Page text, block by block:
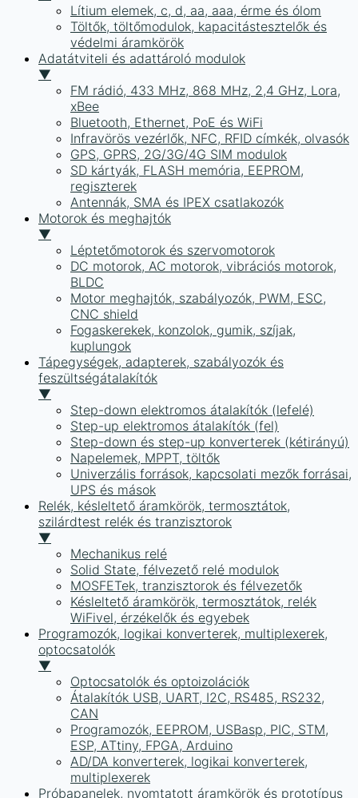
Lítium elemek, c, d, aa, aaa, érme és ólom
Töltők, töltőmodulok, kapacitástesztelők és
védelmi áramkörök
Adatátviteli és adattároló modulok
▼
FM rádió, 433 MHz, 868 MHz, 2,4 GHz, Lora,
xBee
Bluetooth, Ethernet, PoE és WiFi
Infravörös vezérlők, NFC, RFID címkék, olvasók
GPS, GPRS, 2G/3G/4G SIM modulok
SD kártyák, FLASH memória, EEPROM,
regiszterek
Antennák, SMA és IPEX csatlakozók
Motorok és meghajtók
▼
Léptetőmotorok és szervomotorok
DC motorok, AC motorok, vibrációs motorok,
BLDC
Motor meghajtók, szabályozók, PWM, ESC,
CNC shield
Fogaskerekek, konzolok, gumik, szíjak,
kuplungok
Tápegységek, adapterek, szabályozók és
feszültségátalakítók
▼
Step-down elektromos átalakítók (lefelé)
Step-up elektromos átalakítók (fel)
Step-down és step-up konverterek (kétirányú)
Napelemek, MPPT, töltők
Univerzális források, kapcsolati mezők forrásai,
UPS és mások
Relék, késleltető áramkörök, termosztátok,
szilárdtest relék és tranzisztorok
▼
Mechanikus relé
Solid State, félvezető relé modulok
MOSFETek, tranzisztorok és félvezetők
Késleltető áramkörök, termosztátok, relék
WiFivel, érzékelők és egyebek
Programozók, logikai konverterek, multiplexerek,
optocsatolók
▼
Optocsatolók és optoizolációk
Átalakítók USB, UART, I2C, RS485, RS232,
CAN
Programozók, EEPROM, USBasp, PIC, STM,
ESP, ATtiny, FPGA, Arduino
AD/DA konverterek, logikai konverterek,
multiplexerek
Próbapanelek, nyomtatott áramkörök és prototípus